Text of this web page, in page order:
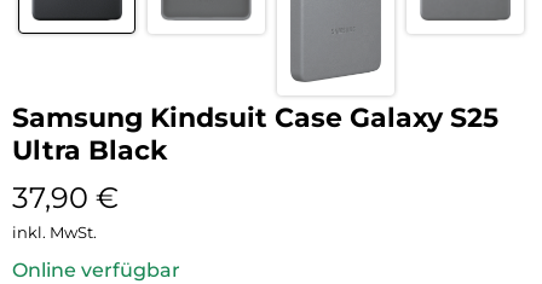
Samsung Kindsuit Case Galaxy S25
Ultra Black
37,90 €
inkl. MwSt.
Online verfügbar